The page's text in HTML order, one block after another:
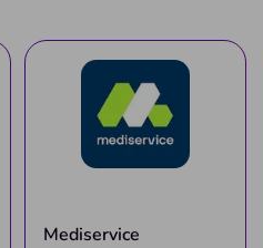
SP
Santana, São Paulo - SP,
Mediservice